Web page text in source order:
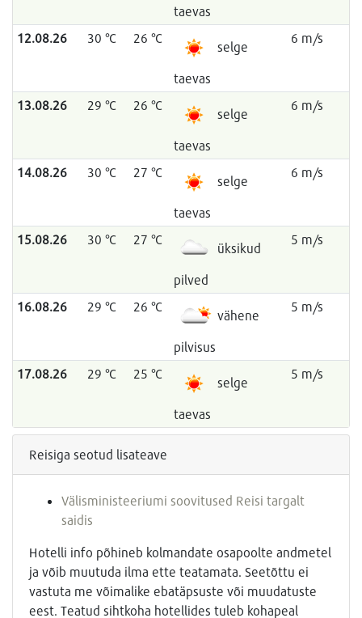
taevas
12.08.26 30 °C 26 °C
selge
taevas
6 m/s
13.08.26 29 °C 26 °C
selge
taevas
6 m/s
14.08.26 30 °C 27 °C
selge
taevas
6 m/s
15.08.26 30 °C 27 °C
üksikud
pilved
5 m/s
16.08.26 29 °C 26 °C
vähene
pilvisus
5 m/s
17.08.26 29 °C 25 °C
selge
taevas
5 m/s
Reisiga seotud lisateave
Välisministeeriumi soovitused Reisi targalt
saidis
Hotelli info põhineb kolmandate osapoolte andmetel
ja võib muutuda ilma ette teatamata. Seetõttu ei
vastuta me võimalike ebatäpsuste või muudatuste
eest. Teatud sihtkoha hotellides tuleb kohapeal